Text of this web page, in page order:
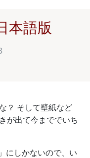
本語版
？ そして壁紙など
が出て今まででいち
にしかないので、い